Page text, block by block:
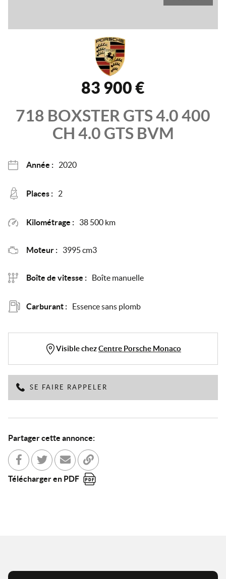
83 900 €
718 BOXSTER GTS 4.0 400
CH 4.0 GTS BVM
Année : 2020
Places : 2
Kilométrage : 38 500 km
Moteur : 3995 cm3
Boîte de vitesse : Boîte manuelle
Carburant : Essence sans plomb
Visible chezCentre Porsche Monaco
SE FAIRE RAPPELER
Partager cette annonce:
Partager sur Facebook
Partager sur Twitter
Envoyer à un ami
Copier dans le bloc-note
Télécharger en PDF